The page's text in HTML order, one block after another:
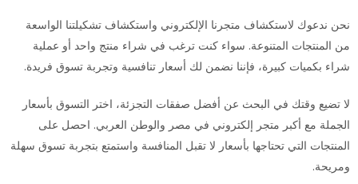
نحن ندعوك لاستكشاف متجرنا الإلكتروني واستكشاف تشكيلتنا الواسعة
من المنتجات المتنوعة. سواء كنت ترغب في شراء منتج واحد أو عملية
شراء بكميات كبيرة، فإننا نضمن لك أسعار تنافسية وتجربة تسوق فريدة.
لا تضيع وقتك في البحث عن أفضل صفقات التجزئة، اختر التسوق بأسعار
الجملة مع أكبر متجر إلكتروني في مصر والوطن العربي. احصل على
المنتجات التي تحتاجها بأسعار لا تقبل المنافسة واستمتع بتجربة تسوق سهلة
ومريحة.